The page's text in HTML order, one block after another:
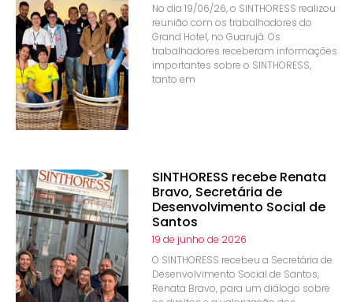
No dia 19/06/26, o SINTHORESS realizou
reunião com os trabalhadores do
Grand Hotel, no Guarujá. Os
trabalhadores receberam informações
importantes sobre o SINTHORESS,
tanto em
SINTHORESS recebe Renata
Bravo, Secretária de
Desenvolvimento Social de
Santos
19 de junho de 2026
O SINTHORESS recebeu a Secretária de
Desenvolvimento Social de Santos,
Renata Bravo, para um diálogo sobre